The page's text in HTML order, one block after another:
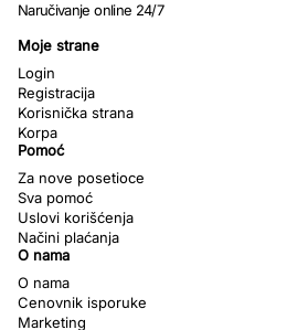
Naručivanje online 24/7
Moje strane
Login
Registracija
Korisnička strana
Korpa
Pomoć
Za nove posetioce
Sva pomoć
Uslovi korišćenja
Načini plaćanja
O nama
O nama
Cenovnik isporuke
Marketing